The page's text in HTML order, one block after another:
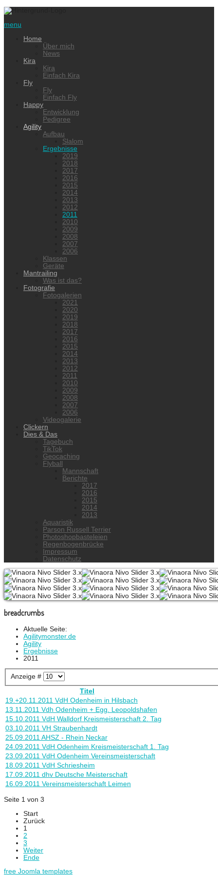
menu
Home
Über mich
News
Kira
Kira
Einfach Kira
Fly
Fly
Einfach Fly
Happy
Entwicklung
Pedigree
Agility
Aufbau
Slalom
Ergebnisse
2019
2018
2017
2016
2015
2014
2013
2012
2011
2010
2009
2008
2007
2006
Klassen
Geräte
Mantrailing
Was ist das?
Fotografie
Fotogalerien
2021
2020
2019
2018
2017
2016
2015
2014
2013
2012
2011
2010
2009
2008
2007
2006
Videogalerie
Clickern
Dies & Das
Tagebuch
TikTok
Geocaching
Flyball
Mannschaft
Berichte
2017
2016
2015
2014
2013
Aquaristik
Parson Russell Terrier
Photoshopbasteleien
Regenbogenbrücke
Impressum
Datenschutz
breadcrumbs
Aktuelle Seite:
Agilitymonster.de
Agility
Ergebnisse
2011
Anzeige #
Titel
19.+20.11.2011 VdH Odenheim in Hilsbach
13.11.2011 Vdh Odenheim + Egg. Leopoldshafen
15.10.2011 VdH Walldorf Kreismeisterschaft 2. Tag
03.10.2011 VH Straubenhardt
25.09.2011 AHSZ - Rhein Neckar
24.09.2011 VdH Odenheim Kreismeisterschaft 1. Tag
23.09.2011 VdH Odenheim Vereinsmeisterschaft
18.09.2011 VdH Schriesheim
17.09.2011 dhv Deutsche Meisterschaft
16.09.2011 Vereinsmeisterschaft Leimen
Seite 1 von 3
Start
Zurück
1
2
3
Weiter
Ende
free Joomla templates